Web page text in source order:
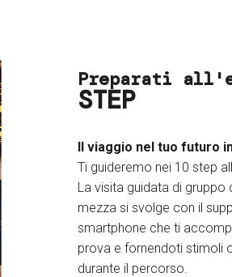
Preparati
STEP
Il viaggio nel tuo futuro
Ti guideremo nei 10 step
La visita guidata di gruppo
mezza si svolge con il
smartphone che ti
prova e fornendoti stimoli
durante il percorso.